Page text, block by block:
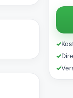
✓
✓
✓